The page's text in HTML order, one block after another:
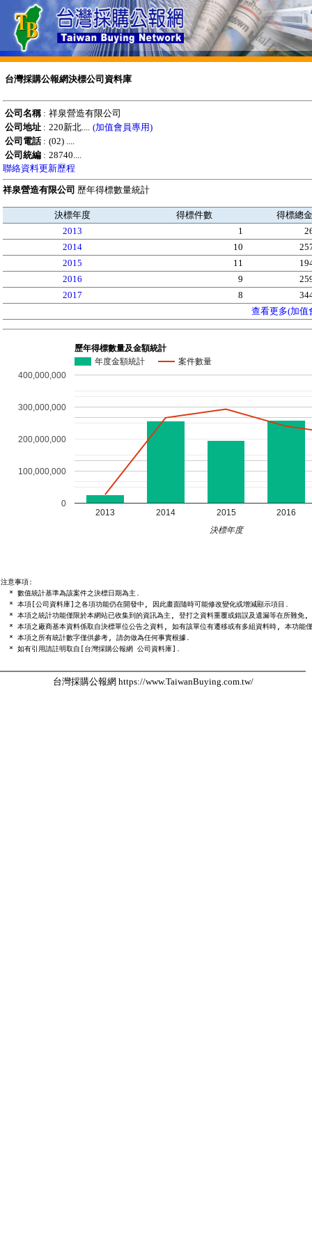
台灣採購公報網決標公司資料庫
公司名稱: 祥泉營造有限公司
公司地址 : 220新北.... (加值會員專用)
公司電話: (02) ....
公司統編 : 28740....
聯絡資料更新歷程
祥泉營造有限公司 歷年得標數量統計
決標年度 得標件數
得標總
2013
1
2014
10
2015
11
2016
9
2017
8
查看更多(加值
歷年得標數量及金額統計
年度金額統計
案件數量
2013 2014 2015 2016
0
100,000,000
200,000,000
300,000,000
400,000,000
決標年度
注意事項:
  * 數值統計基準為該案件之決標日期為主.
  * 本項[公司資料庫]之各項功能仍在開發中, 因此畫面隨時可能修改變化或增減顯示項目.
* 本項之統計功能僅限於本網站已收集到的資訊為主, 登打之資料重覆或錯誤及遺漏等在所難免,
* 本項之廠商基本資料係取自決標單位公告之資料, 如有該單位有遷移或有多組資料時, 本功能
  * 本項之所有統計數字僅供參考, 請勿做為任何事實根據.
台灣採購公報網 https://www.TaiwanBuying.com.tw/